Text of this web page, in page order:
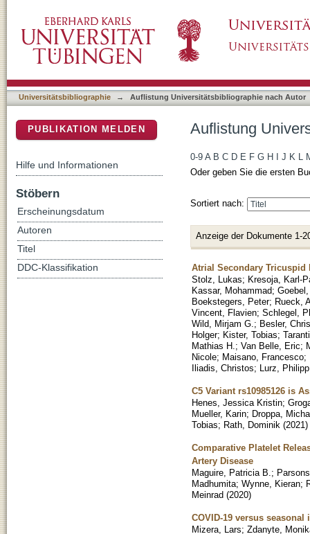
Universitätsbibliographie → Auflistung Universitätsbibliographie nach Autor
Auflistung
0-9 A B C D E F G H J K L
Oder geben Sie die ersten
Sortiert nach:
Anzeige der Dokumente 1-
Atrial Secondary Tricuspid
Stolz, Lukas; Kresoja, Karl-
Kassar, Mohammad;
Boekstegers, Peter; Rueck,
Vincent, Flavien; Schlegel,
Wild, Mirjam G. ; Besler,
Holger; Kister, Tobias;
Mathias H. ; Van Belle, Eric;
Nicole; Maisano, Francesco;
Iliadis, Christos; Lurz, Philipp
C5 Variant rs10985126 is
Henes, Jessica Kristin;
Mueller, Karin; Droppa,
Tobias; Rath, Dominik (2021)
Comparative Platelet
Artery Disease
Maguire, Patricia B. ;
Madhumita; Wynne, Kieran;
Meinrad (2020)
COVID-19 versus
Mizera, Lars; Zdanyte,
PUBLIKATION MELDEN
Hilfe und Informationen
Stöbern
Erscheinungsdatum
Autoren
Titel
DDC-Klassifikation